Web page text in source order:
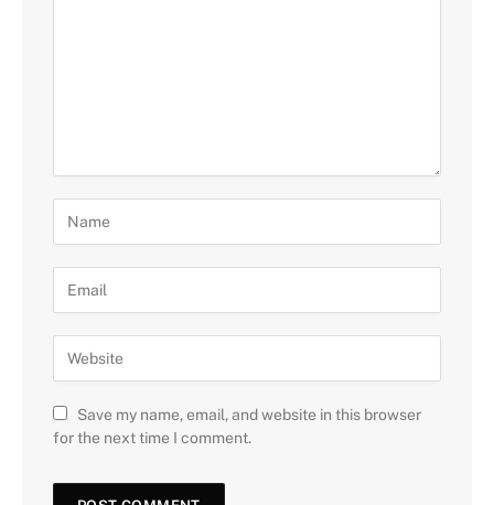
Save my name, email, and website in this browser
for the next time I comment.